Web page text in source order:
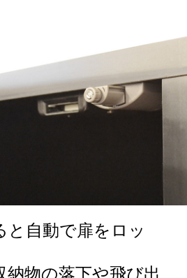
と自動で扉をロッ
納物の落下や飛び出